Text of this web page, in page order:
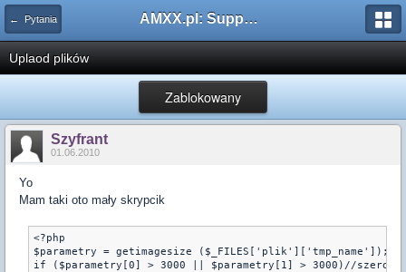
← Pytania AMXX.pl: Support AMX Mod X i SourceMod
Uplaod plików
Zablokowany
Szyfrant
01.06.2010
Yo
Mam taki oto mały skrypcik
<?php
$parametry = getimagesize ($_FILES['plik']['tmp_name']);
if ($parametry[0] > 3000 || $parametry[1] > 3000)//